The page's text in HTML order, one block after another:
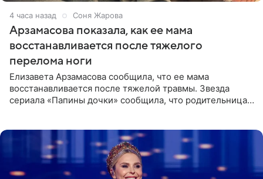
4 часа назад Соня Жарова
Арзамасова показала, как ее мама
восстанавливается после тяжелого
перелома ноги
Елизавета Арзамасова сообщила, что ее мама
восстанавливается после тяжелой травмы. Звезда
сериала «Папины дочки» сообщила, что родительница